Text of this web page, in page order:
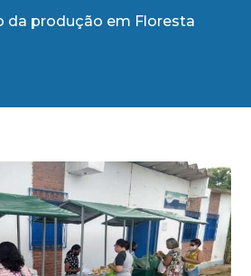
da produção em Floresta